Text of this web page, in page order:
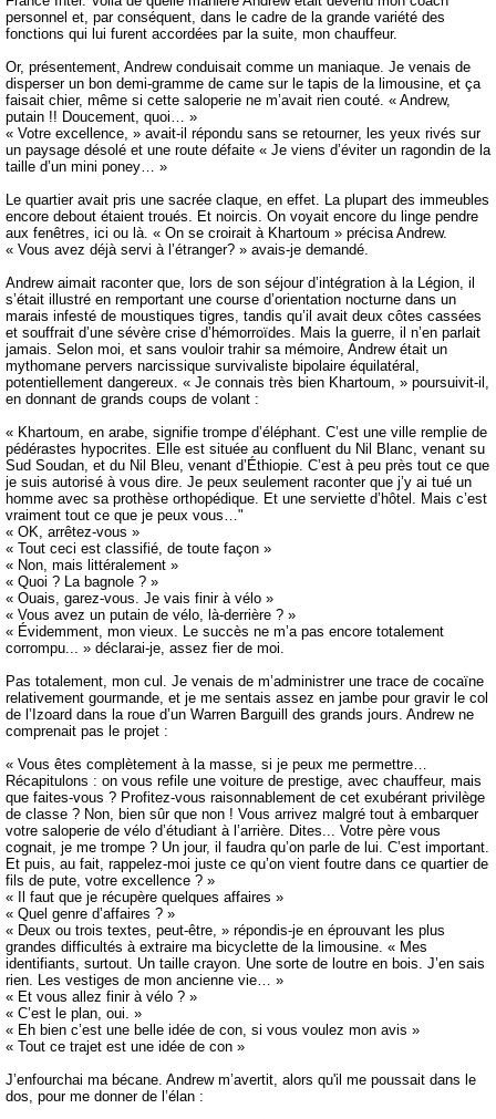
personnel et, par conséquent, dans le cadre de la grande variété des
fonctions qui lui furent accordées par la suite, mon chauffeur.
Or, présentement, Andrew conduisait comme un maniaque. Je venais de
disperser un bon demi-gramme de came sur le tapis de la limousine, et ça
faisait chier, même si cette saloperie ne m’avait rien couté. « Andrew,
putain !! Doucement, quoi… »
« Votre excellence, » avait-il répondu sans se retourner, les yeux rivés sur
un paysage désolé et une route défaite « Je viens d’éviter un ragondin de la
taille d’un mini poney… »
Le quartier avait pris une sacrée claque, en effet. La plupart des immeubles
encore debout étaient troués. Et noircis. On voyait encore du linge pendre
aux fenêtres, ici ou là. « On se croirait à Khartoum » précisa Andrew.
« Vous avez déjà servi à l’étranger? » avais-je demandé.
Andrew aimait raconter que, lors de son séjour d’intégration à la Légion, il
s’était illustré en remportant une course d’orientation nocturne dans un
marais infesté de moustiques tigres, tandis qu’il avait deux côtes cassées
et souffrait d’une sévère crise d’hémorroïdes. Mais la guerre, il n’en parlait
jamais. Selon moi, et sans vouloir trahir sa mémoire, Andrew était un
mythomane pervers narcissique survivaliste bipolaire équilatéral,
potentiellement dangereux. « Je connais très bien Khartoum, » poursuivit-il,
en donnant de grands coups de volant :
« Khartoum, en arabe, signifie trompe d’éléphant. C’est une ville remplie de
pédérastes hypocrites. Elle est située au confluent du Nil Blanc, venant su
Sud Soudan, et du Nil Bleu, venant d’Éthiopie. C’est à peu près tout ce que
je suis autorisé à vous dire. Je peux seulement raconter que j’y ai tué un
homme avec sa prothèse orthopédique. Et une serviette d’hôtel. Mais c’est
vraiment tout ce que je peux vous…"
« OK, arrêtez-vous »
« Tout ceci est classifié, de toute façon »
« Non, mais littéralement »
« Quoi ? La bagnole ? »
« Ouais, garez-vous. Je vais finir à vélo »
« Vous avez un putain de vélo, là-derrière ? »
« Évidemment, mon vieux. Le succès ne m’a pas encore totalement
corrompu... » déclarai-je, assez fier de moi.
Pas totalement, mon cul. Je venais de m’administrer une trace de cocaïne
relativement gourmande, et je me sentais assez en jambe pour gravir le col
de l’Izoard dans la roue d’un Warren Barguill des grands jours. Andrew ne
comprenait pas le projet :
« Vous êtes complètement à la masse, si je peux me permettre…
Récapitulons : on vous refile une voiture de prestige, avec chauffeur, mais
que faites-vous ? Profitez-vous raisonnablement de cet exubérant privilège
de classe ? Non, bien sûr que non ! Vous arrivez malgré tout à embarquer
votre saloperie de vélo d’étudiant à l’arrière. Dites... Votre père vous
cognait, je me trompe ? Un jour, il faudra qu’on parle de lui. C’est important.
Et puis, au fait, rappelez-moi juste ce qu’on vient foutre dans ce quartier de
fils de pute, votre excellence ? »
« Il faut que je récupère quelques affaires »
« Quel genre d’affaires ? »
« Deux ou trois textes, peut-être, » répondis-je en éprouvant les plus
grandes difficultés à extraire ma bicyclette de la limousine. « Mes
identifiants, surtout. Un taille crayon. Une sorte de loutre en bois. J’en sais
rien. Les vestiges de mon ancienne vie… »
« Et vous allez finir à vélo ? »
« C’est le plan, oui. »
« Eh bien c’est une belle idée de con, si vous voulez mon avis »
« Tout ce trajet est une idée de con »
J’enfourchai ma bécane. Andrew m’avertit, alors qu'il me poussait dans le
dos, pour me donner de l’élan :